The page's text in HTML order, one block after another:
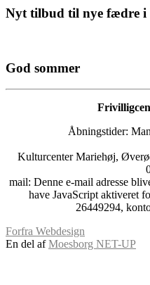
Nyt tilbud til nye fædre i
God sommer
Åbningstider:
Kulturcenter Mariehøj,
mail: Denne e-mail adresse
have JavaScript aktiveret
26449294,
Forfra Webdesign
En del afMoesborg NET-UP